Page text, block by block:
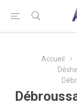
Accueil